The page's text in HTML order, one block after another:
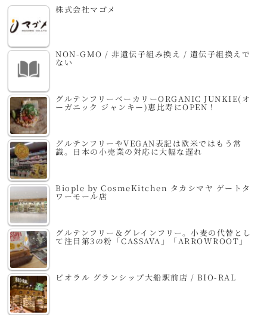
株式会社マゴメ
NON-GMO / 非遺伝子組み換え / 遺伝子組換えで
ない
グルテンフリーベーカリーORGANIC JUNKIE(オ
ーガニック ジャンキー)恵比寿にOPEN！
グルテンフリーやVEGAN表記は欧米ではもう常
識。日本の小売業の対応に大幅な遅れ
Biople by CosmeKitchen タカシマヤ ゲートタ
ワーモール店
グルテンフリー＆グレインフリー。小麦の代替とし
て注目第3の粉「CASSAVA」「ARROWROOT」
ビオラル グランシップ大船駅前店 / BIO-RAL